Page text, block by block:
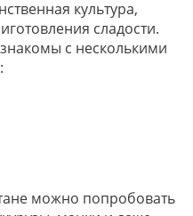
культура,
сладости.
с несколькими
можно попробовать